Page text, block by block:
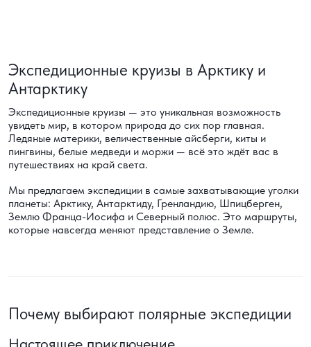
Экспедиционные круизы в Арктику и
Антарктику
Экспедиционные круизы — это уникальная возможность
увидеть мир, в котором природа до сих пор главная.
Ледяные материки, величественные айсберги, киты и
пингвины, белые медведи и моржи — всё это ждёт вас в
путешествиях на край света.
Мы предлагаем экспедиции в самые захватывающие уголки
планеты: Арктику, Антарктиду, Гренландию, Шпицберген,
Землю Франца-Иосифа и Северный полюс. Это маршруты,
которые навсегда меняют представление о Земле.
Почему выбирают полярные экспедиции